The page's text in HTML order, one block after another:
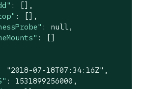
: [],
: [],
: null,
: []
"2018-07-18T07:34:16Z" ,
: 1531899256000 ,